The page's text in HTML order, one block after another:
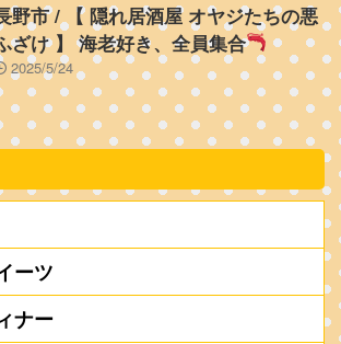
野市 / 【 隠れ居酒屋 オヤジたちの悪
ざけ 】 海老好き、全員集合
2025/5/24
ーツ
ナー